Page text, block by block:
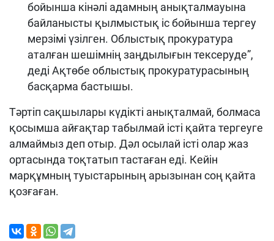
бойынша кінәлі адамның анықталмауына
байланысты қылмыстық іс бойынша тергеу
мерзімі үзілген. Облыстық прокуратура
аталған шешімнің заңдылығын тексеруде”,
деді Ақтөбе облыстық прокуратурасының
басқарма бастышы.
Тәртіп сақшылары күдікті анықталмай, болмаса
қосымша айғақтар табылмай істі қайта тергеуге
алмаймыз деп отыр. Дәл осылай істі олар жаз
ортасында тоқтатып тастаған еді. Кейін
марқұмның туыстарының арызынан соң қайта
қозғаған.